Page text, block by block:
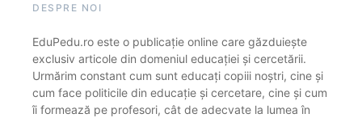
DESPRE NOI
EduPedu.ro este o publicație online care găzduiește
exclusiv articole din domeniul educației și cercetării.
Urmărim constant cum sunt educați copiii noștri, cine și
cum face politicile din educație și cercetare, cine și cum
îi formează pe profesori, cât de adecvate la lumea în